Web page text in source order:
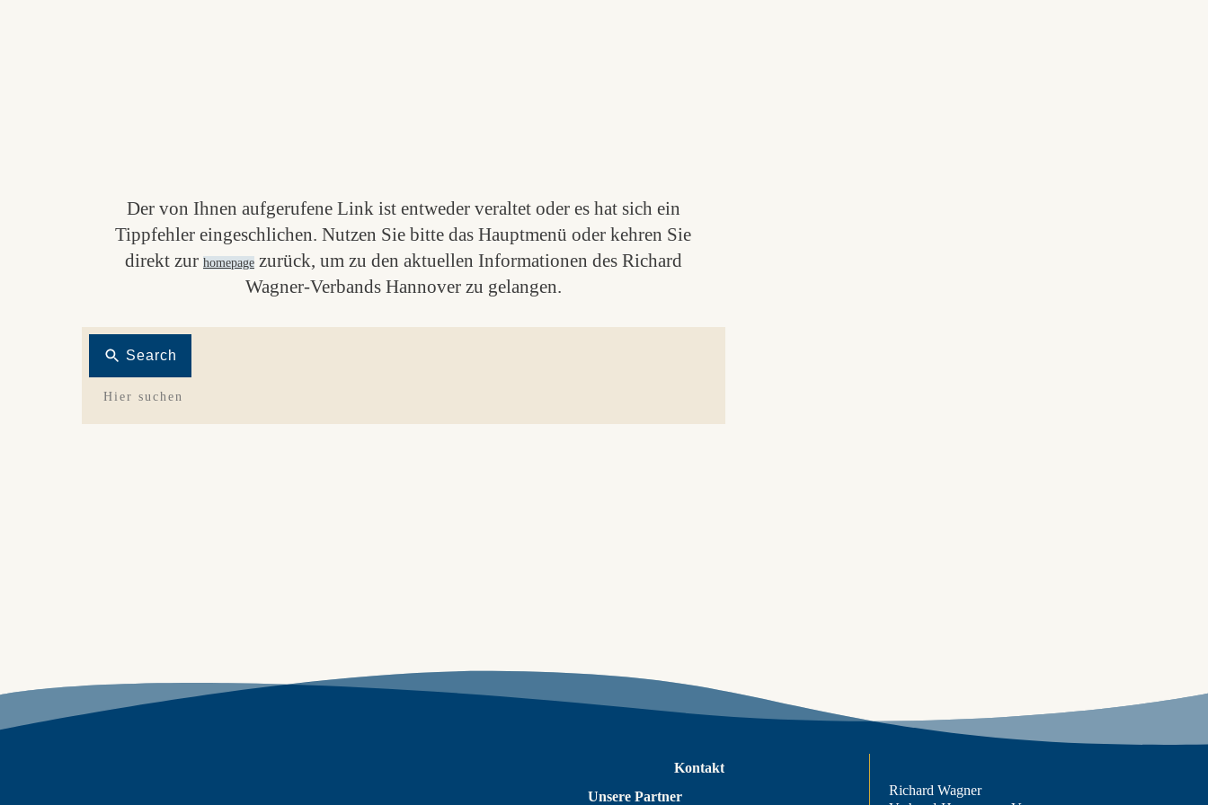
Der von Ihnen aufgerufene Link ist entweder veraltet oder es hat sich ein
Tippfehler eingeschlichen. Nutzen Sie bitte das Hauptmenü oder kehren Sie
direkt zur homepagezurück, um zu den aktuellen Informationen des Richard
Wagner-Verbands Hannover zu gelangen.
Search
Kontakt
Unsere Partner
Richard Wagner